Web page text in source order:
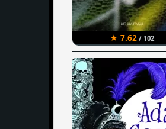
★ 7.62/ 102